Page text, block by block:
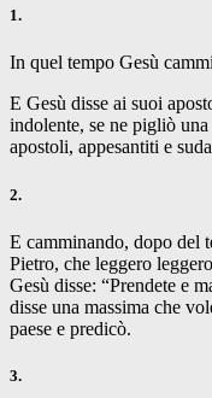
1.
In quel tempo Gesù
E Gesù disse ai suoi
indolente, se ne pigliò
apostoli, appesantiti e
2.
E camminando, dopo del
Pietro, che leggero
Gesù disse: “Prendete e
disse una massima che
paese e predicò.
3.